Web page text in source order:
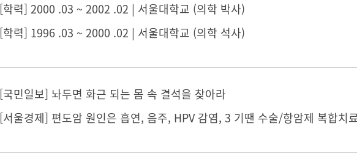
[학력] 2000 .03 ~ 2002 .02 | 서울대학교 (의학 박사)
[학력] 1996 .03 ~ 2000 .02 | 서울대학교 (의학 석사)
[국민일보] 놔두면 화근 되는 몸 속 결석을 찾아라
[서울경제] 편도암 원인은 흡연, 음주, HPV 감염, 3 기땐 수술/항암제 복합치